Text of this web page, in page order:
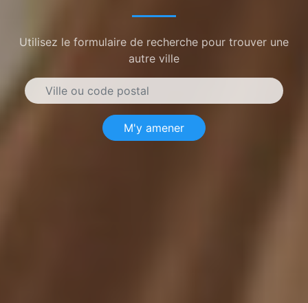
Utilisez le formulaire de recherche pour trouver une
autre ville
M'y amener